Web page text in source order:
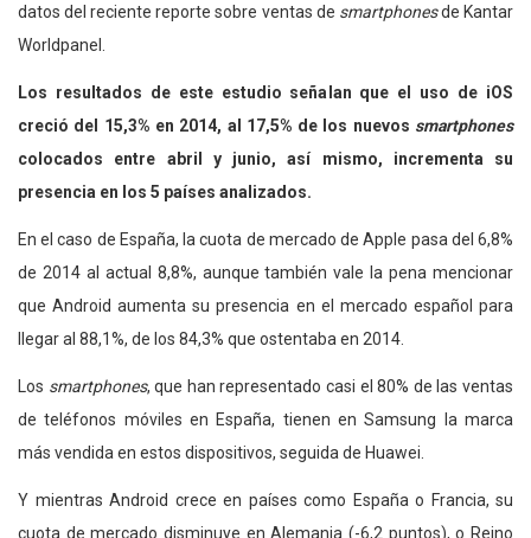
datos del reciente reporte sobre ventas de smartphonesde Kantar
Worldpanel.
Los resultados de este estudio señalan que el uso de iOS
creció del 15,3% en 2014, al 17,5% de los nuevos smartphones
colocados entre abril y junio, así mismo, incrementa su
presencia en los 5 países analizados.
En el caso de España, la cuota de mercado de Apple pasa del 6,8%
de 2014 al actual 8,8%, aunque también vale la pena mencionar
que Android aumenta su presencia en el mercado español para
llegar al 88,1%, de los 84,3% que ostentaba en 2014.
Los smartphones, que han representado casi el 80% de las ventas
de teléfonos móviles en España, tienen en Samsung la marca
más vendida en estos dispositivos, seguida de Huawei.
Y mientras Android crece en países como España o Francia, su
cuota de mercado disminuye en Alemania (-6,2 puntos), o Reino